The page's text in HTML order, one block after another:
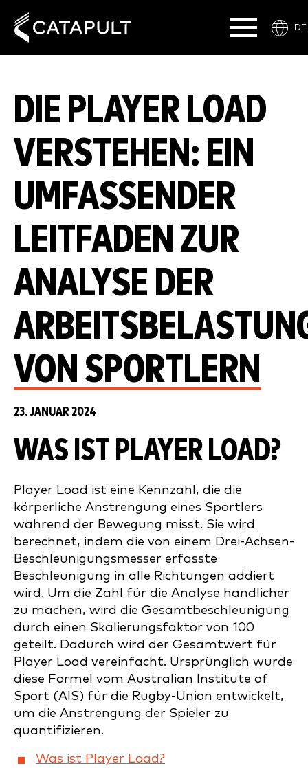
DE
DIE PLAYER LOAD
VERSTEHEN: EIN
UMFASSENDER
LEITFADEN ZUR
ANALYSE DER
VON SPORTLERN
23. JANUAR 2024
WAS IST PLAYER LOAD?
Player Load ist eine Kennzahl, die die
körperliche Anstrengung eines Sportlers
während der Bewegung misst. Sie wird
berechnet, indem die von einem Drei-Achsen-
Beschleunigungsmesser erfasste
Beschleunigung in alle Richtungen addiert
wird. Um die Zahl für die Analyse handlicher
zu machen, wird die Gesamtbeschleunigung
durch einen Skalierungsfaktor von 100
geteilt. Dadurch wird der Gesamtwert für
Player Load vereinfacht. Ursprünglich wurde
diese Formel vom Australian Institute of
Sport (AIS) für die Rugby-Union entwickelt,
um die Anstrengung der Spieler zu
quantifizieren.
Was ist Player Load?